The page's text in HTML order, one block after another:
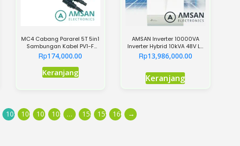
MC4 Cabang Pararel 5T 5in1
Sambungan Kabel PV1-F
Panel Surya 5 in to 1
Rp174,000.00
Keranjang
AMSAN Inverter 10000VA
Inverter Hybrid 10kVA 48V LF
PSW MPPT 120A VT Series
Rp13,986,000.00
Keranjang
105 106 107 108 … 158 159 160 →